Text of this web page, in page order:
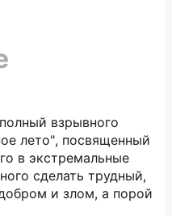
взрывного
лето", посвященный
в экстремальные
сделать трудный,
и злом, а порой